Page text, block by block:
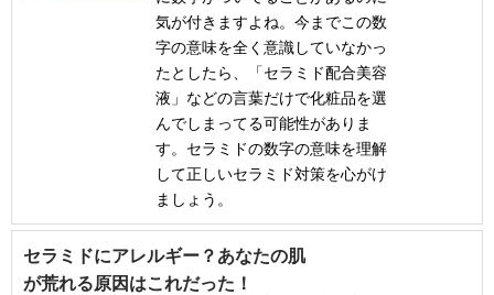
気が付きますよね。今までこの数
字の意味を全く意識していなかっ
たとしたら、「セラミド配合美容
液」などの言葉だけで化粧品を選
んでしまってる可能性がありま
す。セラミドの数字の意味を理解
して正しいセラミド対策を心がけ
ましょう。
セラミドにアレルギー？あなたの肌
が荒れる原因はこれだった！